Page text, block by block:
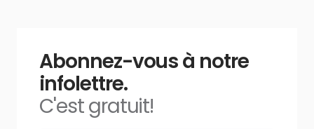
Abonnez-vous à notre
infolettre.
C'est gratuit!